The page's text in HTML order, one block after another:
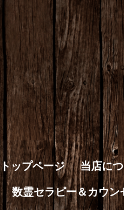
トップページ 当店に
数霊セラピー＆カウ